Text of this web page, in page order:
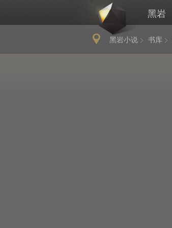
黑岩
黑岩小说 书库